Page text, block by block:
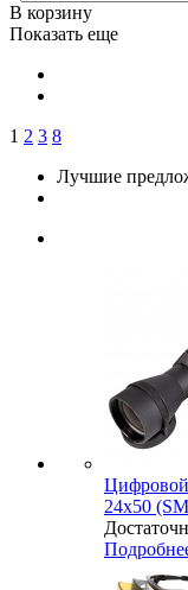
В корзину
Показать еще
1 2 3 8
Лучшие
24x50